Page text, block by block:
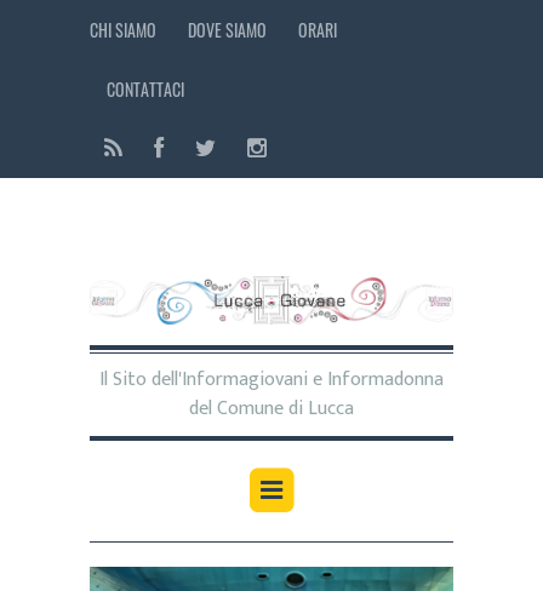
CHI SIAMO DOVE SIAMO ORARI
CONTATTACI
Il Sito dell'Informagiovani e Informadonna
del Comune di Lucca